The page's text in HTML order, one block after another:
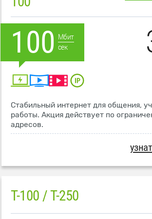
100 Мбит
сек
Стабильный интернет для общения,
работы. Акция действует по
адресов.
T-100 / T-250